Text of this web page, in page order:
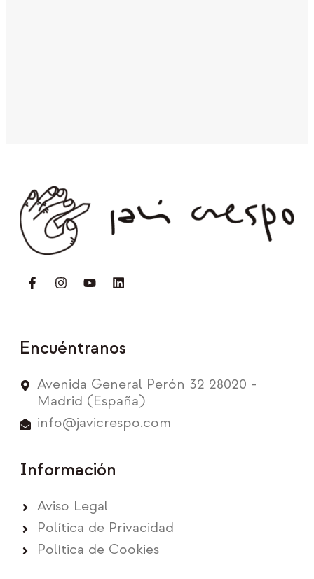
Encuéntranos
Avenida General Perón 32 28020 -
Madrid (España)
info@javicrespo.com
Información
Aviso Legal
Política de Privacidad
Política de Cookies